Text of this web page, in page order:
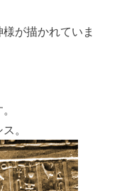
が描かれていま
。